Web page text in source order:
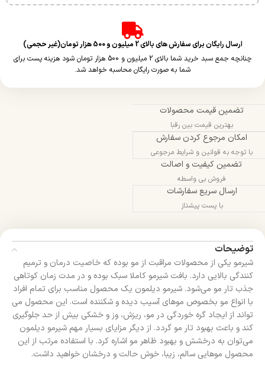
ارسال رایگان برای سفارش های بالای 2 میلیون و 500 هزار تومان(غیر حجمی)
چنانچه جمع سبد خرید شما بالای 2 میلیون و 500 هزار تومان شود هزینه پست برای
شما به صورت رایگان محاسبه خواهد شد.
تضمین قیمت محصولات
بهترین قیمت بین رقبا
امکان مرجوع کردن سفارش
با توجه به قوانین و شرایط مرجوعی
تضمین کیفیت و اصالت
فروش بی واسطه
ارسال سریع سفارشات
با پست پیشتاز
توضیحات
شیرمو یکی از محصولات مراقبت از مو بوده که خاصیت درمان و ترمیم
کنندگی بالایی دارد. بافت شیرمو کاملا سبک بوده و در مدت زمان کوتاهی
جذب تار مو می‌شود. شیرمو دیلمون یک محصول مناسب برای تمام افراد
با انواع مو بخصوص موهای آسیب دیده و شکننده است. این محصول می
تواند از ایجاد گره خوردگی در مو، ریزش، وز و خشکی بیش از حد جلوگیری
کند و باعث بهبود تار مو گردد. از دیگر مزایای بسیار مهم شیرمو دیلمون
می‌توان به درخشش و بهبود ظاهر مو اشاره کرد. با استفاده مرتب از این
محصول موهایی سالم، زیبا، خوش حالت و درخشان خواهید داشت.